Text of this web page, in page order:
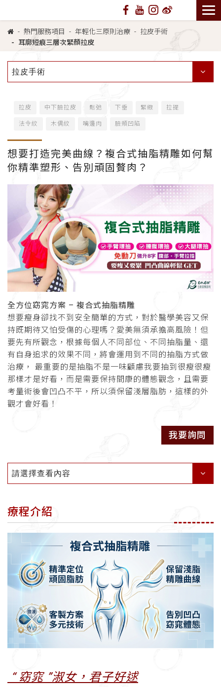
熱門服務項目 年輕化三原則治療
拉皮手術
耳廓短痕三層次緊顏拉皮
拉皮手術
拉皮 中下臉拉皮 鬆弛 下垂 緊緻 拉提
法令紋 木偶紋 嘴邊肉 臉頰凹陷
想要打造完美曲線？複合式抽脂精雕如何幫
你精準塑形、告別頑固贅肉？
全方位窈窕方案 – 複合式抽脂精雕
想要瘦身卻找不到安全簡單的方式，對於醫學美容又保
持既期待又怕受傷的心理嗎？愛美無須承擔高風險！但
要先有所觀念，根據每個人不同部位、不同抽脂量、還
有自身追求的效果不同，將會運用到不同的抽脂方式做
治療， 最重要的是抽脂不是一味顧慮我要抽到很瘦很瘦
那樣才是好看，而是需要保持間康的體態觀念，且需要
考量術後會凹凸不平，所以須保留淺層脂肪，這樣的外
觀才會好看！
我要詢問
請選擇查看內容
療程介紹
“ 窈窕 ”淑女，君子好逑